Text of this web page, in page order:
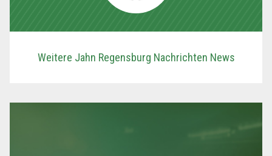
Weitere Jahn Regensburg Nachrichten News